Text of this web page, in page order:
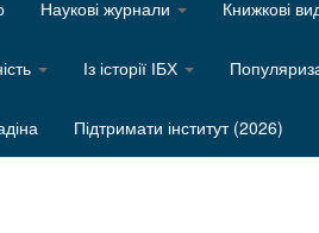
Наукові журнали Книжкові
Із історії ІБХ
Підтримати інститут (2026)